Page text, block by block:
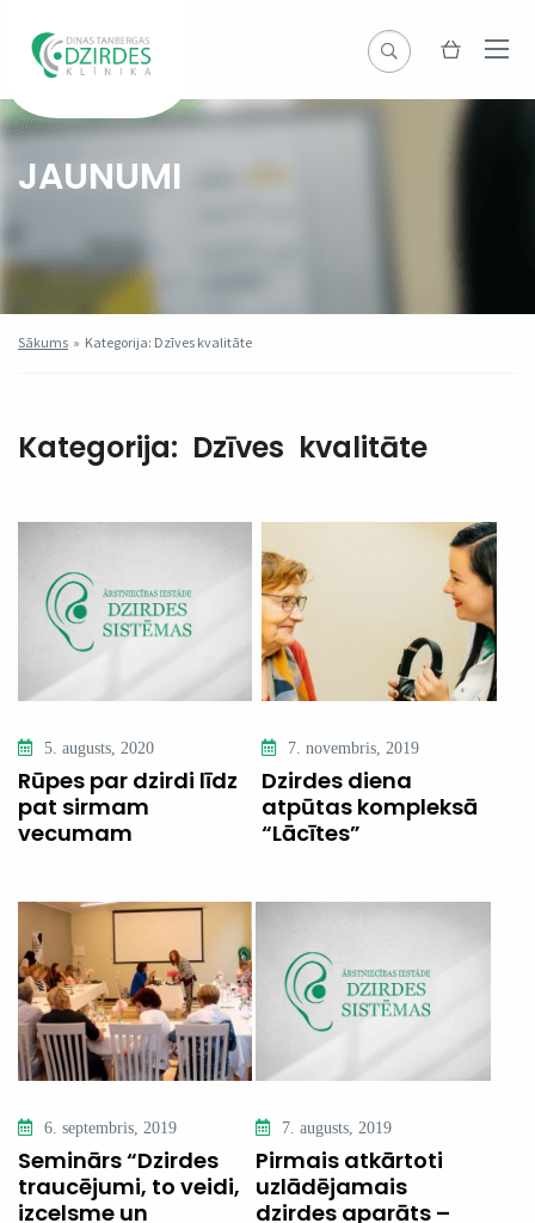
JAUNUMI
Sākums » Kategorija: Dzīves kvalitāte
Kategorija: Dzīves kvalitāte
5. augusts, 2020
Rūpes par dzirdi līdz
pat sirmam
vecumam
7. novembris, 2019
Dzirdes diena
atpūtas kompleksā
“Lācītes”
6. septembris, 2019
Seminārs “Dzirdes
traucējumi, to veidi,
izcelsme un
7. augusts, 2019
Pirmais atkārtoti
uzlādējamais
dzirdes aparāts –